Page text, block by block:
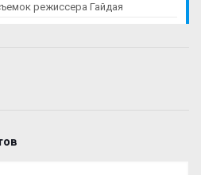
режиссера Гайдая